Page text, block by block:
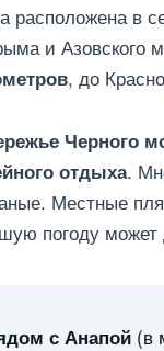
расположена в
и Азовского
, до
Черного
отдыха.
Местные
погоду может
с Анапой (в